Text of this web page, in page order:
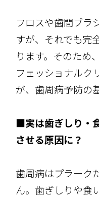
フロスや歯間ブラ
すが、それでも完
ります。そのため
フェッショナルク
が、歯周病予防の
■実は歯ぎしり・
させる原因に？
歯周病はプラーク
ん。歯ぎしりや食